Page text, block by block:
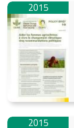
2015
2015